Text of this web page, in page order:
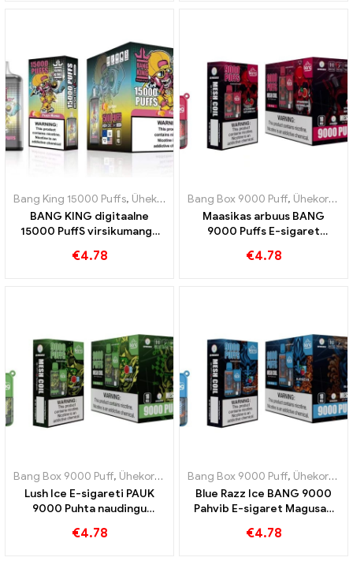
Bang King 15000 Puffs, Ühekordsed e-sigaretid Rootsi ,
BANG KING digitaalne
15000 PuffS virsikumango
kasutatavad e-sigaretid
€4.78
Bang Box 9000 Puff, Ühekordsed e-sigaretid Rootsi
Maasikas arbuus BANG
9000 Puffs E-sigaret
€4.78
Bang Box 9000 Puff, Ühekordsed e-sigaretid Rootsi ,Ühekordsed
Lush Ice E-sigareti PAUK
9000 Puhta naudingu
€4.78
Bang Box 9000 Puff, Ühekordsed e-sigaretid Rootsi
Blue Razz Ice BANG 9000
Pahvib E-sigaret Magusad
jahedus
€4.78